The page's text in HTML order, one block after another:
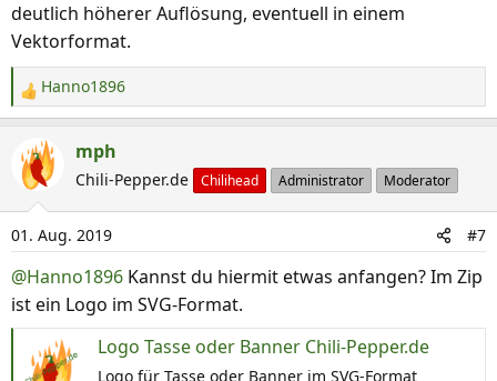
deutlich höherer Auflösung, eventuell in einem
Vektorformat.
R
e
a
k
i
o
n
e
n
Hanno1896
mph
Chili-Pepper.de Chilihead Administrator Moderator
01. Aug. 2019 #7
@Hanno1896 Kannst du hiermit etwas anfangen? Im Zip
ist ein Logo im SVG-Format.
Logo Tasse oder Banner Chili-Pepper.de
Logo für Tasse oder Banner im SVG-Format